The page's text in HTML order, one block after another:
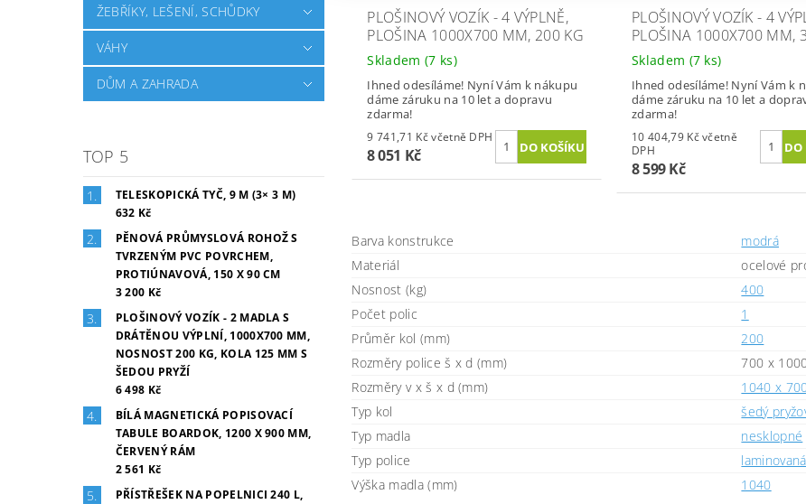
ŽEBŘÍKY, LEŠENÍ, SCHŮDKY
VÁHY
DŮM A ZAHRADA
TOP 5
TELESKOPICKÁ TYČ, 9 M (3× 3 M)
632 Kč
PĚNOVÁ PRŮMYSLOVÁ ROHOŽ S
TVRZENÝM PVC POVRCHEM,
PROTIÚNAVOVÁ, 150 X 90 CM
3 200 Kč
PLOŠINOVÝ VOZÍK - 2 MADLA S
DRÁTĚNOU VÝPLNÍ, 1000X700 MM,
NOSNOST 200 KG, KOLA 125 MM S
ŠEDOU PRYŽÍ
6 498 Kč
BÍLÁ MAGNETICKÁ POPISOVACÍ
TABULE BOARDOK, 1200 X 900 MM,
ČERVENÝ RÁM
2 561 Kč
PŘÍSTŘEŠEK NA POPELNICI 240 L,
PLOŠINOVÝ VOZÍK - 4 VÝPLNĚ,
PLOŠINA 1000X700 MM, 200 KG
Skladem (7 ks)
Ihned odesíláme! Nyní Vám k nákupu
dáme záruku na 10 let a dopravu
zdarma!
9 741,71 Kč včetně DPH
8 051 Kč
PLOŠINOVÝ VOZÍK - 4
PLOŠINA 1000X700 MM,
Skladem (7 ks)
Ihned odesíláme! Nyní Vám k
dáme záruku na 10 let a
zdarma!
10 404,79 Kč včetně
DPH
8 599 Kč
Barva konstrukce
modrá
Materiál
ocelové
Nosnost (kg)
400
Počet polic
1
Průměr kol (mm)
200
Rozměry police š x d (mm)
700 x
Rozměry v x š x d (mm)
1040 x
Typ kol
šedý
Typ madla
nesklopné
Typ police
Výška madla (mm)
1040